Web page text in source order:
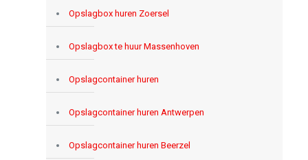
Opslagbox huren Zoersel
Opslagbox te huur Massenhoven
Opslagcontainer huren
Opslagcontainer huren Antwerpen
Opslagcontainer huren Beerzel